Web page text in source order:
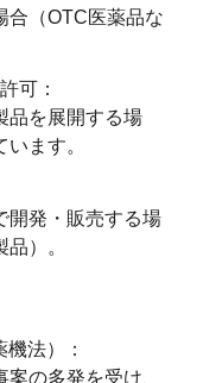
合（OTC医薬品な
可：
品を展開する場
ます。
開発・販売する場
）。
法）：
の多発を受け、